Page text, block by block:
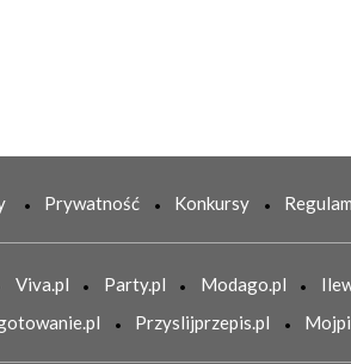
Prywatność Konkursy
Viva.pl Party.pl Modago.pl
Przyslijprzepis.pl